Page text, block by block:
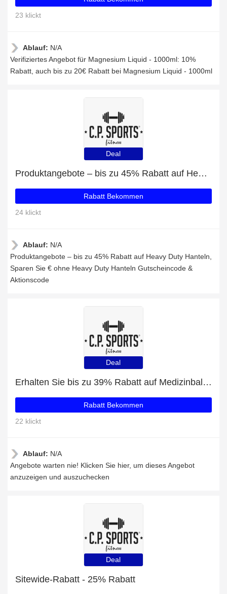
23 klickt
Ablauf: N/A
Verifiziertes Angebot für Magnesium Liquid - 1000ml: 10%
Rabatt, auch bis zu 20€ Rabatt bei Magnesium Liquid - 1000ml
Deal
Produktangebote – bis zu 45% Rabatt auf Heavy Duty Hanteln
Rabatt Bekommen
24 klickt
Ablauf: N/A
Produktangebote – bis zu 45% Rabatt auf Heavy Duty Hanteln,
Sparen Sie € ohne Heavy Duty Hanteln Gutscheincode &
Aktionscode
Deal
Erhalten Sie bis zu 39% Rabatt auf Medizinball farbig - Gummi und 63 beliebte Artikel
Rabatt Bekommen
22 klickt
Ablauf: N/A
Angebote warten nie! Klicken Sie hier, um dieses Angebot
anzuzeigen und auszuchecken
Deal
Sitewide-Rabatt - 25% Rabatt